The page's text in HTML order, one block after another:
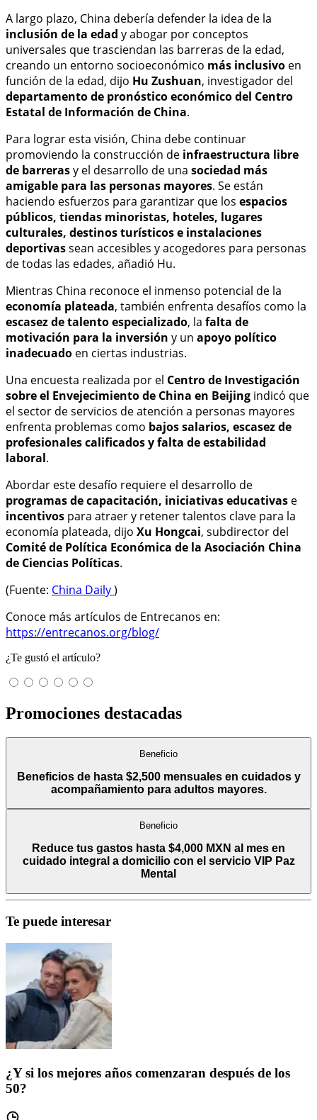
A largo plazo, China debería defender la idea de la
inclusión de la edad y abogar por conceptos
universales que trasciendan las barreras de la edad,
creando un entorno socioeconómico más inclusivo en
función de la edad, dijo Hu Zushuan, investigador del
departamento de pronóstico económico del Centro
Estatal de Información de China.
Para lograr esta visión, China debe continuar
promoviendo la construcción de infraestructura libre
de barrerasy el desarrollo de una sociedad más
amigable para las personas mayores. Se están
haciendo esfuerzos para garantizar que los espacios
públicos, tiendas minoristas, hoteles, lugares
culturales, destinos turísticos e instalaciones
deportivassean accesibles y acogedores para personas
de todas las edades, añadió Hu.
Mientras China reconoce el inmenso potencial de la
economía plateada, también enfrenta desafíos como la
escasez de talento especializado, la falta de
motivación para la inversión y un apoyo político
inadecuado en ciertas industrias.
Una encuesta realizada por el Centro de Investigación
sobre el Envejecimiento de China en Beijing indicó que
el sector de servicios de atención a personas mayores
enfrenta problemas como bajos salarios, escasez de
profesionales calificados y falta de estabilidad
laboral.
Abordar este desafío requiere el desarrollo de
programas de capacitación, iniciativas educativas e
incentivos para atraer y retener talentos clave para la
economía plateada, dijo Xu Hongcai, subdirector del
Comité de Política Económica de la Asociación China
de Ciencias Políticas.
(Fuente: China Daily)
Conoce más artículos de Entrecanos en:
https://entrecanos.org/blog/
¿Te gustó el artículo?
Promociones destacadas
Beneficio
Beneficios de hasta $2,500 mensuales en cuidados y
acompañamiento para adultos mayores.
Beneficio
Reduce tus gastos hasta $4,000 MXN al mes en
cuidado integral a domicilio con el servicio VIP Paz
Mental
Te puede interesar
¿Y si los mejores años comenzaran después de los
50?